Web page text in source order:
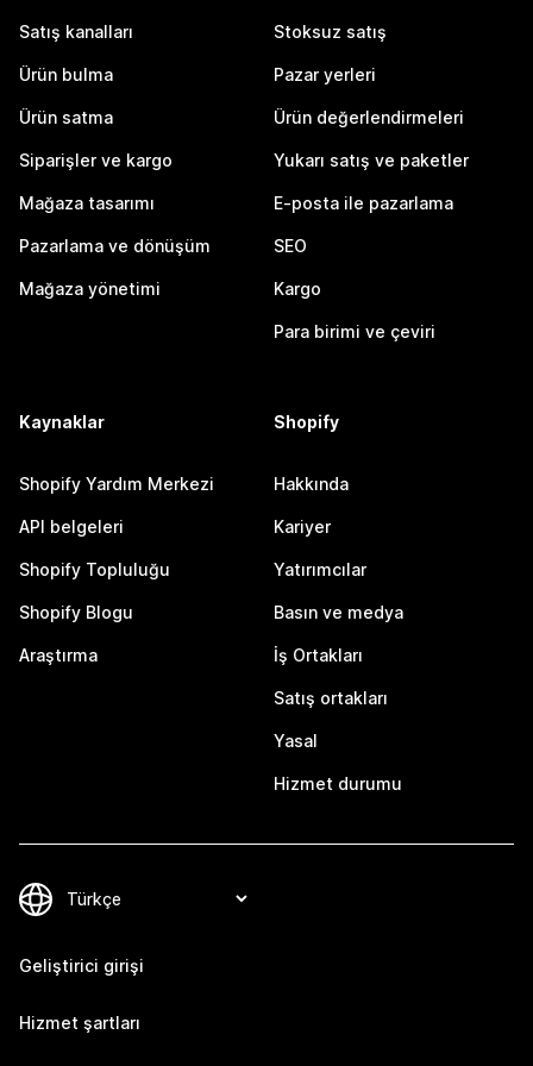
Satış kanalları
Ürün bulma
Ürün satma
Siparişler ve kargo
Mağaza tasarımı
Pazarlama ve dönüşüm
Mağaza yönetimi
Stoksuz satış
Pazar yerleri
Ürün değerlendirmeleri
Yukarı satış ve paketler
E-posta ile pazarlama
SEO
Kargo
Para birimi ve çeviri
Kaynaklar
Shopify Yardım Merkezi
API belgeleri
Shopify Topluluğu
Shopify Blogu
Araştırma
Shopify
Hakkında
Kariyer
Yatırımcılar
Basın ve medya
İş Ortakları
Satış ortakları
Yasal
Hizmet durumu
Geliştirici girişi
Hizmet şartları